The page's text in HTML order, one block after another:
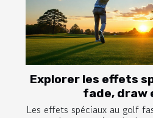
Explorer les effets
fade, draw
Les effets spéciaux au golf